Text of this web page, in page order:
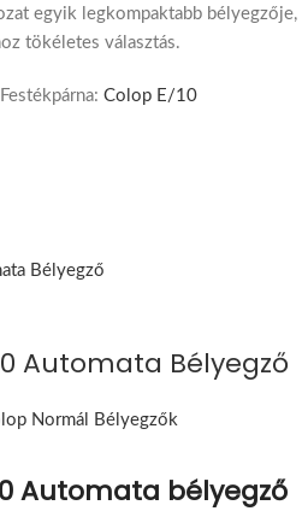
egyik legkompaktabb bélyegzője,
tökéletes választás.
Colop E/10
Automata Bélyegző
Normál Bélyegzők
Automata bélyegző